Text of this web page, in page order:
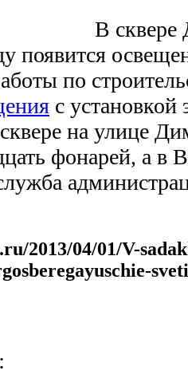
В сквере
появится
по
с
на улице
фонарей, а в
2013/04/01/V-